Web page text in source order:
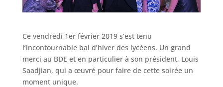
Ce vendredi 1er février 2019 s’est tenu
l’incontournable bal d’hiver des lycéens. Un grand
merci au BDE et en particulier à son président, Louis
Saadjian, qui a œuvré pour faire de cette soirée un
moment unique.